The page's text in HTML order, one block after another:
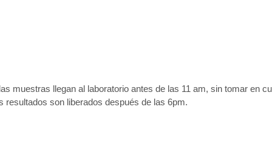
muestras llegan al laboratorio antes de las 11 am, sin tomar en
son liberados después de las 6pm.